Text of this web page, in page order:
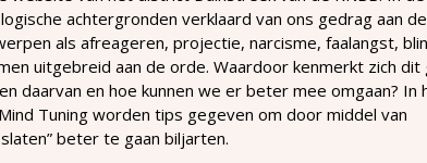
achtergronden verklaard van ons gedrag aan de
als afreageren, projectie, narcisme, faalangst,
uitgebreid aan de orde. Waardoor kenmerkt zich dit
daarvan en hoe kunnen we er beter mee omgaan? In
Tuning worden tips gegeven om door middel van
beter te gaan biljarten.